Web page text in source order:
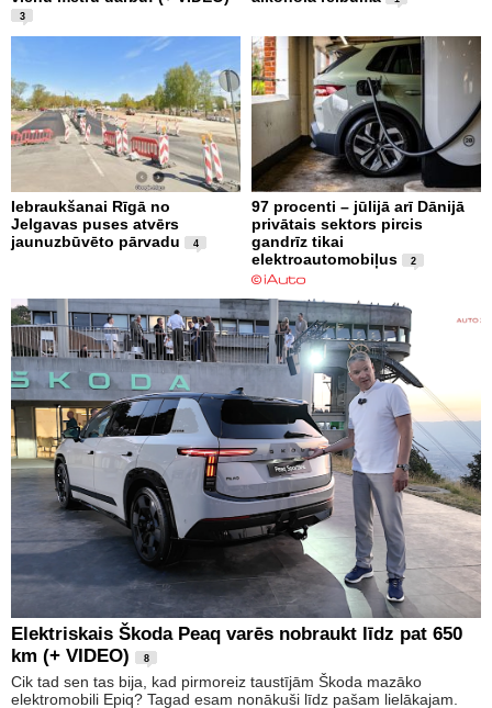
3
Iebraukšanai Rīgā no
Jelgavas puses atvērs
jaunuzbūvēto pārvadu
4
97 procenti – jūlijā arī Dānijā
privātais sektors pircis
gandrīz tikai
elektroautomobiļus
2
Elektriskais Škoda Peaq varēs nobraukt līdz pat 650
km (+ VIDEO)
8
Cik tad sen tas bija, kad pirmoreiz taustījām Škoda mazāko
elektromobili Epiq? Tagad esam nonākuši līdz pašam lielākajam.